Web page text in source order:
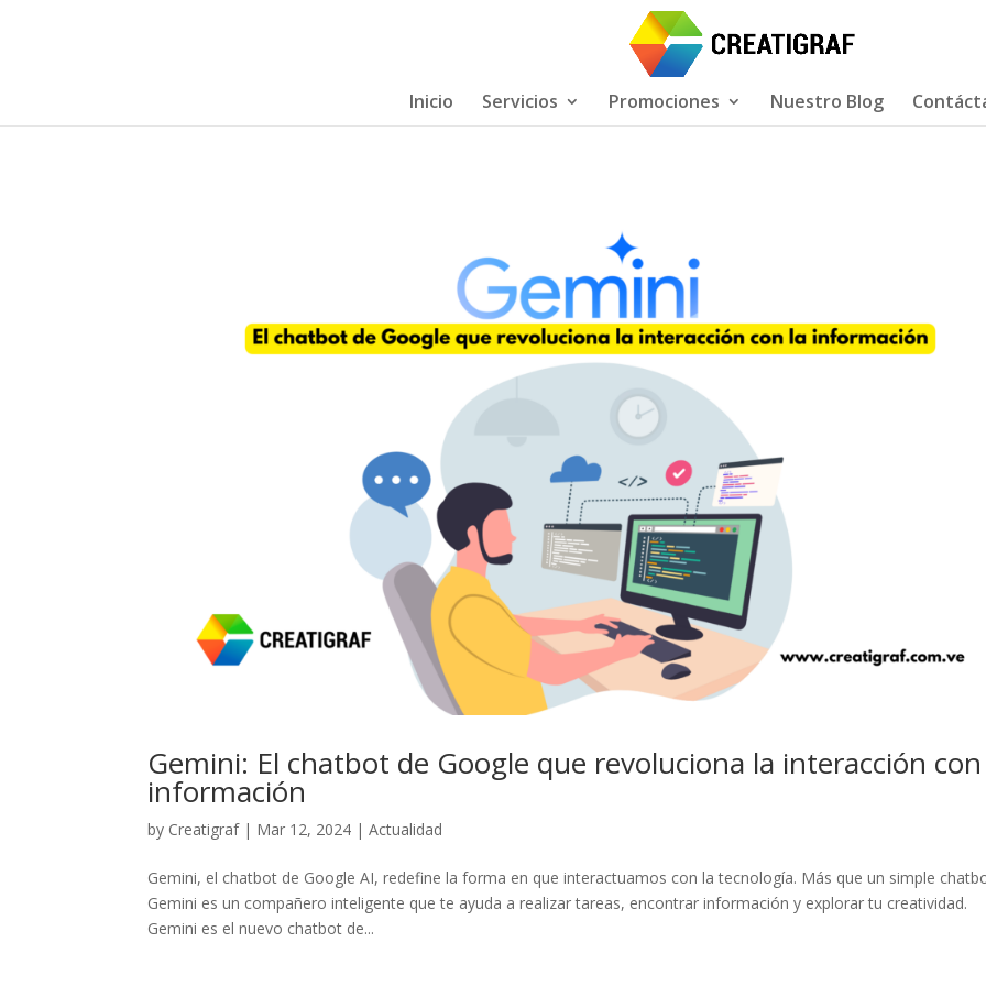
Inicio Servicios Promociones Nuestro Blog
Gemini: El chatbot de Google que revoluciona la interacción
información
by Creatigraf| Mar 12, 2024 |Actualidad
Gemini, el chatbot de Google AI, redefine la forma en que interactuamos con la tecnología. Más que un simple
Gemini es un compañero inteligente que te ayuda a realizar tareas, encontrar información y explorar tu creatividad.
Gemini es el nuevo chatbot de...